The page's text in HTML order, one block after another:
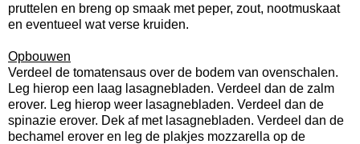
pruttelen en breng op smaak met peper, zout, nootmuskaat
en eventueel wat verse kruiden.
Opbouwen
Verdeel de tomatensaus over de bodem van ovenschalen.
Leg hierop een laag lasagnebladen. Verdeel dan de zalm
erover. Leg hierop weer lasagnebladen. Verdeel dan de
spinazie erover. Dek af met lasagnebladen. Verdeel dan de
bechamel erover en leg de plakjes mozzarella op de